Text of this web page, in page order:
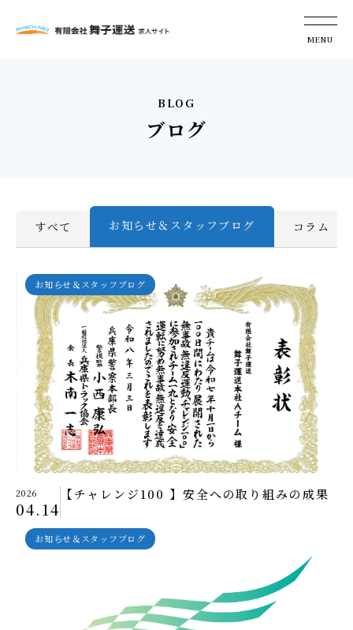
BLOG
ブログ
すべて お知らせ＆スタッフブログ コラム
お知らせ＆スタッフブログ
2026
04.14
【チャレンジ100 】安全への取り組みの成果
お知らせ＆スタッフブログ